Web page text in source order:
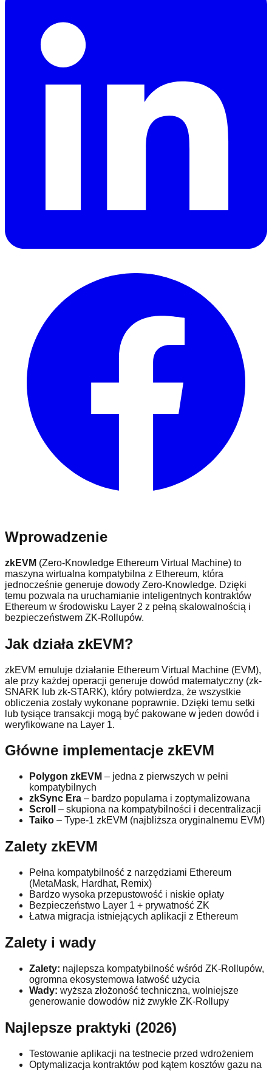
Wprowadzenie
zkEVM (Zero-Knowledge Ethereum Virtual Machine) to
maszyna wirtualna kompatybilna z Ethereum, która
jednocześnie generuje dowody Zero-Knowledge. Dzięki
temu pozwala na uruchamianie inteligentnych kontraktów
Ethereum w środowisku Layer 2 z pełną skalowalnością i
bezpieczeństwem ZK-Rollupów.
Jak działa zkEVM?
zkEVM emuluje działanie Ethereum Virtual Machine (EVM),
ale przy każdej operacji generuje dowód matematyczny (zk-
SNARK lub zk-STARK), który potwierdza, że wszystkie
obliczenia zostały wykonane poprawnie. Dzięki temu setki
lub tysiące transakcji mogą być pakowane w jeden dowód i
weryfikowane na Layer 1.
Główne implementacje zkEVM
Polygon zkEVM – jedna z pierwszych w pełni
kompatybilnych
zkSync Era – bardzo popularna i zoptymalizowana
Scroll
– skupiona na kompatybilności i decentralizacji
Taiko – Type-1 zkEVM (najbliższa oryginalnemu EVM)
Zalety zkEVM
Pełna kompatybilność z narzędziami Ethereum
(MetaMask, Hardhat, Remix)
Bardzo wysoka przepustowość i niskie opłaty
Bezpieczeństwo Layer 1 + prywatność ZK
Łatwa migracja istniejących aplikacji z Ethereum
Zalety i wady
Zalety: najlepsza kompatybilność wśród ZK-Rollupów,
ogromna ekosystemowa łatwość użycia
Wady: wyższa złożoność techniczna, wolniejsze
generowanie dowodów niż zwykłe ZK-Rollupy
Najlepsze praktyki (2026)
Testowanie aplikacji na testnecie przed wdrożeniem
Optymalizacja kontraktów pod kątem kosztów gazu na